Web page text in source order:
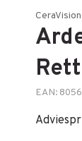
CeraVision
Rett
EAN: